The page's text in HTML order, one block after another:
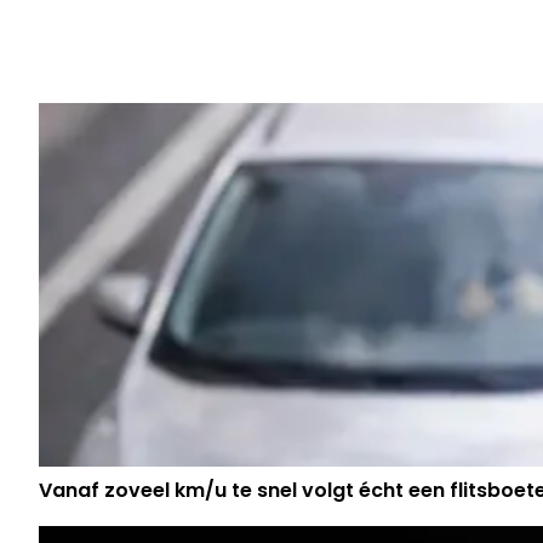
DE VAKANTIE? HET ANTWOORD
Vanaf zoveel km/u te snel volgt écht een